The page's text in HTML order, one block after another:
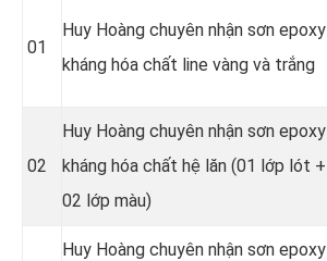
01
Huy Hoàng chuyên nhận sơn epoxy
kháng hóa chất line vàng và trắng
02
Huy Hoàng chuyên nhận sơn epoxy
kháng hóa chất hệ lăn (01 lớp lót +
02 lớp màu)
Huy Hoàng chuyên nhận sơn epoxy